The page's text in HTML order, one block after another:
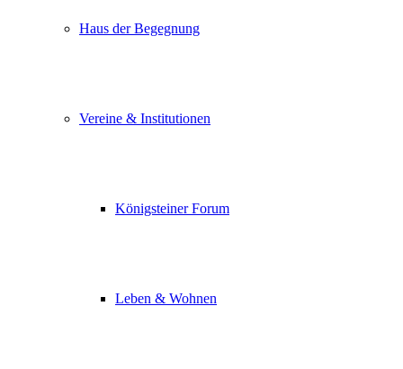
Haus der Begegnung
Vereine & Institutionen
Königsteiner Forum
Leben & Wohnen